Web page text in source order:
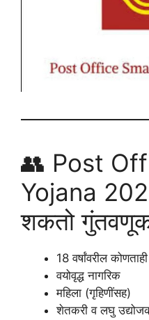
👥 Post
Yojana
शकतो
18 वर्षांवरील
वयोवृद्ध नागरिक
महिला (गृहिणींसह)
शेतकरी व लघु